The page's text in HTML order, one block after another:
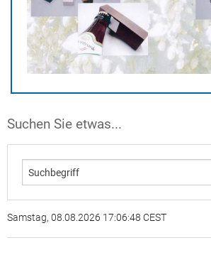
Suchen Sie etwas...
Samstag, 08.08.2026 17:06:48 CEST